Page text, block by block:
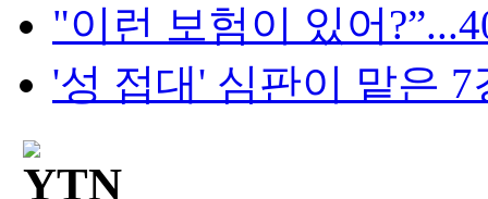
"이런 보험이 있어
'성 접대' 심판이 맡은 7